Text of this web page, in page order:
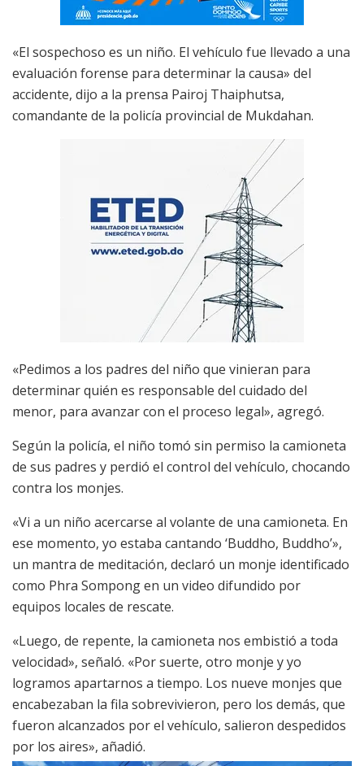
«El sospechoso es un niño. El vehículo fue llevado a una
evaluación forense para determinar la causa» del
accidente, dijo a la prensa Pairoj Thaiphutsa,
comandante de la policía provincial de Mukdahan.
«Pedimos a los padres del niño que vinieran para
determinar quién es responsable del cuidado del
menor, para avanzar con el proceso legal», agregó.
Según la policía, el niño tomó sin permiso la camioneta
de sus padres y perdió el control del vehículo, chocando
contra los monjes.
«Vi a un niño acercarse al volante de una camioneta. En
ese momento, yo estaba cantando ‘Buddho, Buddho’»,
un mantra de meditación, declaró un monje identificado
como Phra Sompong en un video difundido por
equipos locales de rescate.
«Luego, de repente, la camioneta nos embistió a toda
velocidad», señaló. «Por suerte, otro monje y yo
logramos apartarnos a tiempo. Los nueve monjes que
encabezaban la fila sobrevivieron, pero los demás, que
fueron alcanzados por el vehículo, salieron despedidos
por los aires», añadió.